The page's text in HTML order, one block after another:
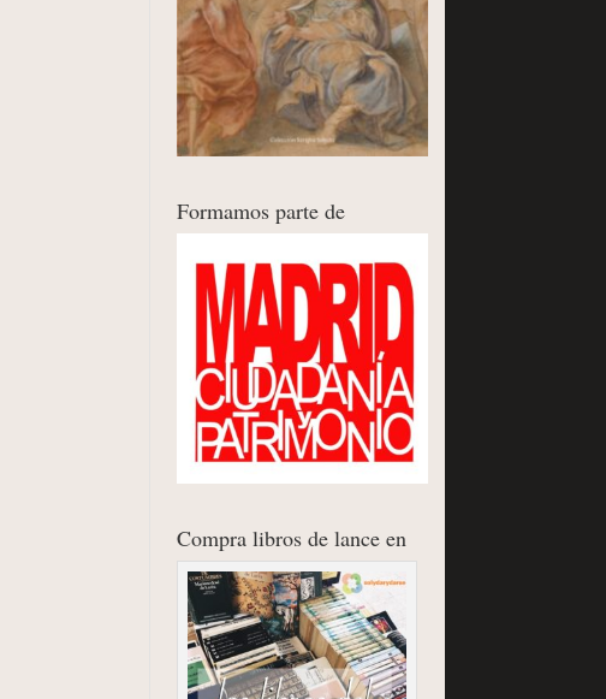
Formamos parte de
Compra libros de lance en